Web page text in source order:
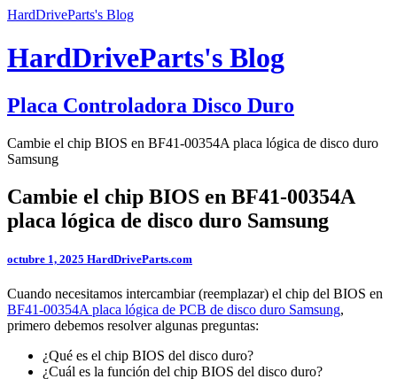
HardDriveParts's Blog
HardDriveParts's Blog
Placa Controladora Disco Duro
Cambie el chip BIOS en BF41-00354A placa lógica de disco duro
Samsung
Cambie el chip BIOS en BF41-00354A
placa lógica de disco duro Samsung
octubre 1, 2025 HardDriveParts.com
Cuando necesitamos intercambiar (reemplazar) el chip del BIOS en
BF41-00354A placa lógica de PCB de disco duro Samsung,
primero debemos resolver algunas preguntas:
¿Qué es el chip BIOS del disco duro?
¿Cuál es la función del chip BIOS del disco duro?